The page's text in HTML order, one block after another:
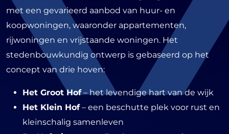
met een gevarieerd aanbod van huur- en
koopwoningen, waaronder appartementen,
rijwoningen en vrijstaande woningen. Het
stedenbouwkundig ontwerp is gebaseerd op het
concept van drie hoven:
Het Groot Hof– het levendige hart van de wijk
Het Klein Hof– een beschutte plek voor rust en
kleinschalig samenleven